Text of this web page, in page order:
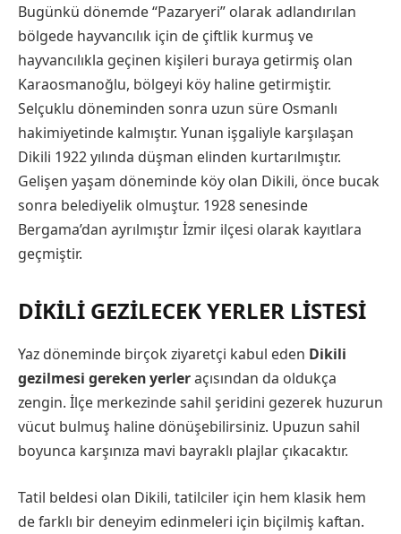
Bugünkü dönemde “Pazaryeri” olarak adlandırılan
bölgede hayvancılık için de çiftlik kurmuş ve
hayvancılıkla geçinen kişileri buraya getirmiş olan
Karaosmanoğlu, bölgeyi köy haline getirmiştir.
Selçuklu döneminden sonra uzun süre Osmanlı
hakimiyetinde kalmıştır. Yunan işgaliyle karşılaşan
Dikili 1922 yılında düşman elinden kurtarılmıştır.
Gelişen yaşam döneminde köy olan Dikili, önce bucak
sonra belediyelik olmuştur. 1928 senesinde
Bergama’dan ayrılmıştır İzmir ilçesi olarak kayıtlara
geçmiştir.
DIKILI GEZILECEK YERLER LISTESI
Yaz döneminde birçok ziyaretçi kabul eden Dikili
gezilmesi gereken yerleraçısından da oldukça
zengin. İlçe merkezinde sahil şeridini gezerek huzurun
vücut bulmuş haline dönüşebilirsiniz. Upuzun sahil
boyunca karşınıza mavi bayraklı plajlar çıkacaktır.
Tatil beldesi olan Dikili, tatilciler için hem klasik hem
de farklı bir deneyim edinmeleri için biçilmiş kaftan.